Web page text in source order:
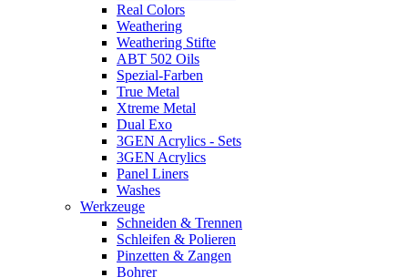
Real Colors
Weathering
Weathering Stifte
ABT 502 Oils
Spezial-Farben
True Metal
Xtreme Metal
Dual Exo
3GEN Acrylics - Sets
3GEN Acrylics
Panel Liners
Washes
Werkzeuge
Schneiden & Trennen
Schleifen & Polieren
Pinzetten & Zangen
Bohrer